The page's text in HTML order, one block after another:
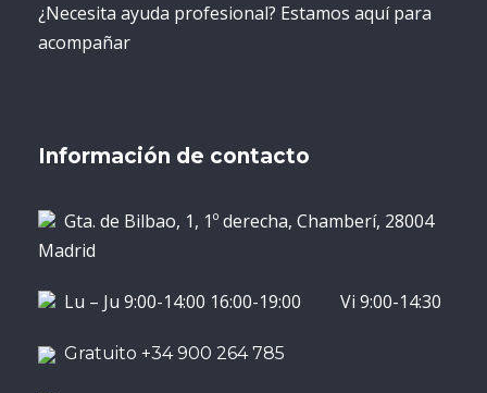
¿Necesita ayuda profesional? Estamos aquí para
acompañar
Información de contacto
Gta. de Bilbao, 1, 1º derecha, Chamberí, 28004
Madrid
Lu – Ju 9:00-14:00 16:00-19:00 Vi 9:00-14:30
Gratuito +34 900 264 785